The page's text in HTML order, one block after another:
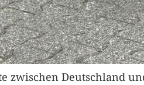
zwischen Deutschland